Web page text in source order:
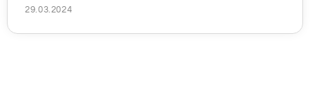
29.03.2024